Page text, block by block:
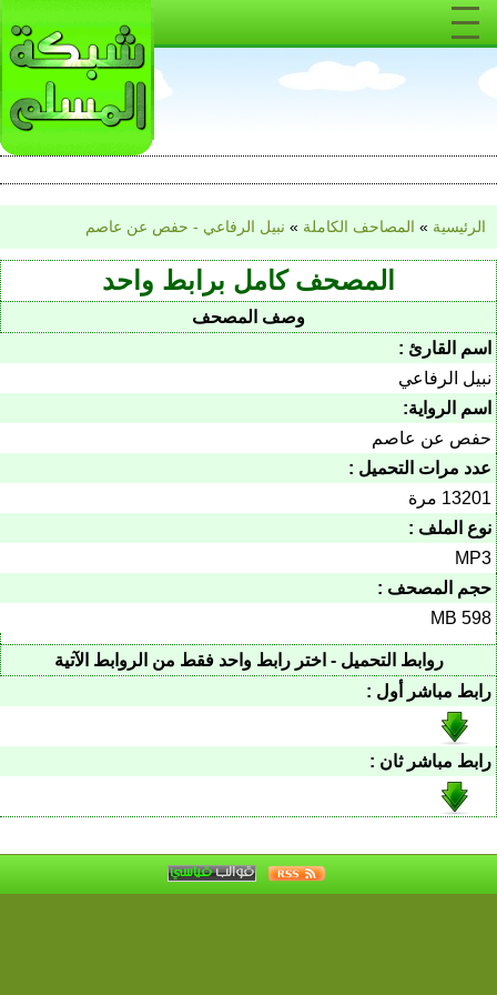
الرئيسية » المصاحف الكاملة » نبيل الرفاعي - حفص عن عاصم
المصحف كامل برابط واحد
وصف المصحف
اسم القارئ :
نبيل الرفاعي
اسم الرواية:
حفص عن عاصم
عدد مرات التحميل :
13201 مرة
نوع الملف :
MP3
حجم المصحف :
598 MB
روابط التحميل - اختر رابط واحد فقط من الروابط الآتية
رابط مباشر أول :
رابط مباشر ثان :